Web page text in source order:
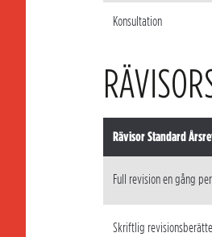
Konsultation
Rävisor Standard
Full revision en gång
Skriftlig